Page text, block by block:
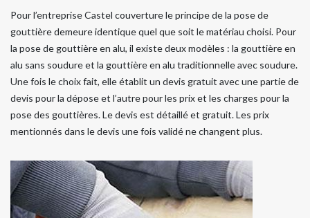
Pour l’entreprise Castel couverture le principe de la pose de
gouttière demeure identique quel que soit le matériau choisi. Pour
la pose de gouttière en alu, il existe deux modèles : la gouttière en
alu sans soudure et la gouttière en alu traditionnelle avec soudure.
Une fois le choix fait, elle établit un devis gratuit avec une partie de
devis pour la dépose et l’autre pour les prix et les charges pour la
pose des gouttières. Le devis est détaillé et gratuit. Les prix
mentionnés dans le devis une fois validé ne changent plus.